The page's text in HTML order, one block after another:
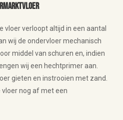
vloer verloopt altijd in een aantal
wij de ondervloer mechanisch
middel van schuren en, indien
wij een hechtprimer aan.
gieten en instrooien met zand.
nog af met een